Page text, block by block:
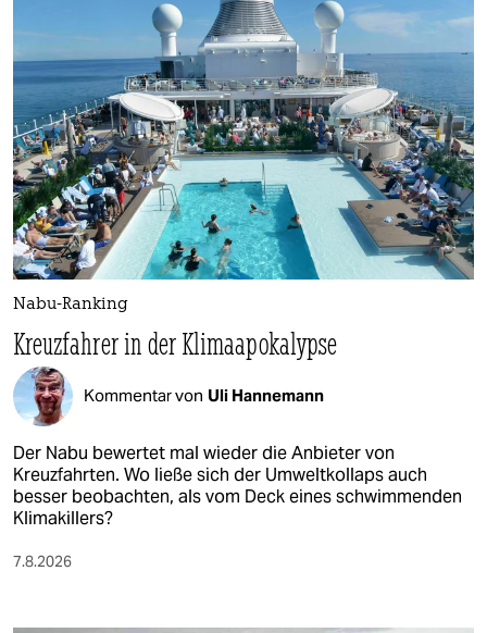
Nabu-Ranking
Kreuzfahrer in der Klimaapokalypse
Kommentar von Uli Hannemann
Der Nabu bewertet mal wieder die Anbieter von
Kreuzfahrten. Wo ließe sich der Umweltkollaps auch
besser beobachten, als vom Deck eines schwimmenden
Klimakillers?
7.8.2026